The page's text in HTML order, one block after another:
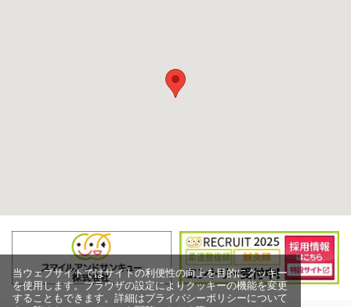
当ウェブサイトではサイトの利便性の向上を目的にクッキー
を使用します。ブラウザの設定によりクッキーの機能を変更
することもできます。詳細はプライバシーポリシーについて